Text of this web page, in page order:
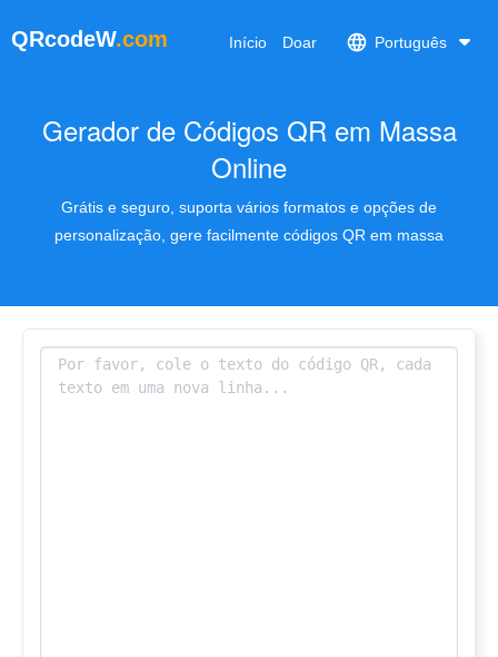
QRcodeW.com Início Doar Português
Gerador de Códigos QR em Massa
Online
Grátis e seguro, suporta vários formatos e opções de
personalização, gere facilmente códigos QR em massa